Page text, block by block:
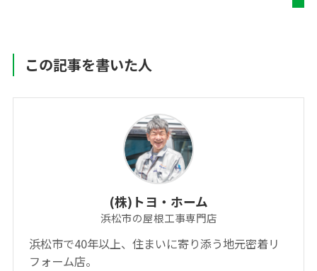
この記事を書いた人
(株)トヨ・ホーム
浜松市の屋根工事専門店
浜松市で40年以上、住まいに寄り添う地元密着リ
フォーム店。